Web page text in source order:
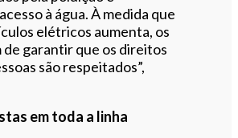
à água. À medida que
elétricos aumenta, os
garantir que os direitos
são respeitados”,
em toda a linha